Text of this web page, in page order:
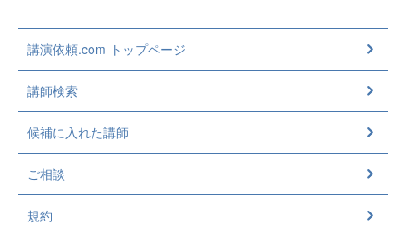
講演依頼.com トップページ
講師検索
候補に入れた講師
ご相談
規約